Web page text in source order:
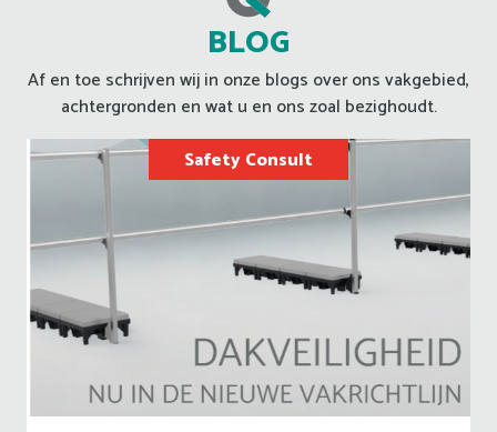
BLOG
Af en toe schrijven wij in onze blogs over ons vakgebied,
achtergronden en wat u en ons zoal bezighoudt.
Safety Consult